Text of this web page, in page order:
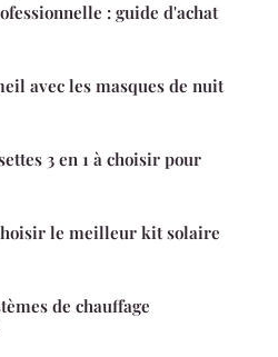
: guide d'achat
avec les masques de nuit
3 en 1 à choisir pour
le meilleur kit solaire
de chauffage